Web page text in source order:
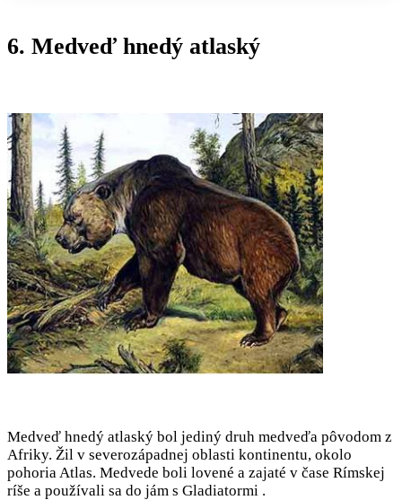
6. Medveď hnedý atlaský
Medveď hnedý atlaský bol jediný druh medveďa pôvodom z
Afriky. Žil v severozápadnej oblasti kontinentu, okolo
pohoria Atlas. Medvede boli lovené a zajaté v čase Rímskej
ríše a používali sa do jám s Gladiatormi .